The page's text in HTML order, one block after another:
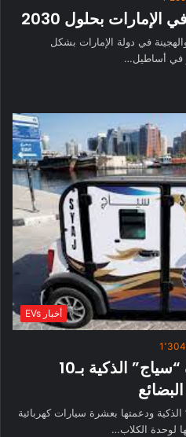
في دولة الإمارات بشكل
في أساطيل…
أخبار EVs
1٬304
جمارك دبي تدعم مبادرة “سياج” الذكية بـ10
ودعمتها بعشرة سيارات كهربائية
لوحدة الكلاب…